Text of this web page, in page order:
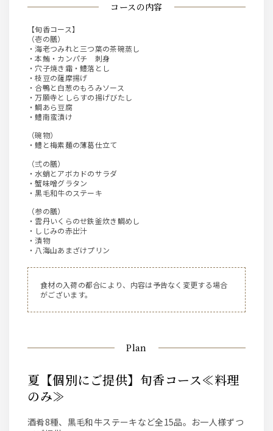
コースの内容
【旬香コース】
（壱の膳）
・海老つみれと三つ葉の茶碗蒸し
・本鮪・カンパチ 刺身
・穴子焼き霜・鱧落とし
・枝豆の薩摩揚げ
・合鴨と白葱のもろみソース
・万願寺としらすの揚げびたし
・鯛あら豆腐
・鱧南蛮漬け
（碗物）
・鱧と梅素麺の薄葛仕立て
（弍の膳）
・水蛸とアボカドのサラダ
・蟹味噌グラタン
・黒毛和牛のステーキ
（参の膳）
・雲丹いくらのせ鉄釜炊き鯛めし
・しじみの赤出汁
・漬物
・八海山あまざけプリン
食材の入荷の都合により、内容は予告なく変更する場合
がございます。
Plan
夏【個別にご提供】旬香コース≪料理
のみ≫
酒肴8種、黒毛和牛ステーキなど全15品。お一人様ずつ